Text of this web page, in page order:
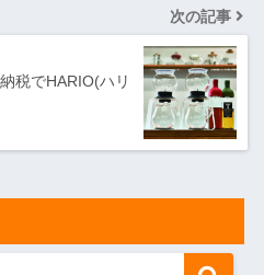
次の記事
税でHARIO(ハリ